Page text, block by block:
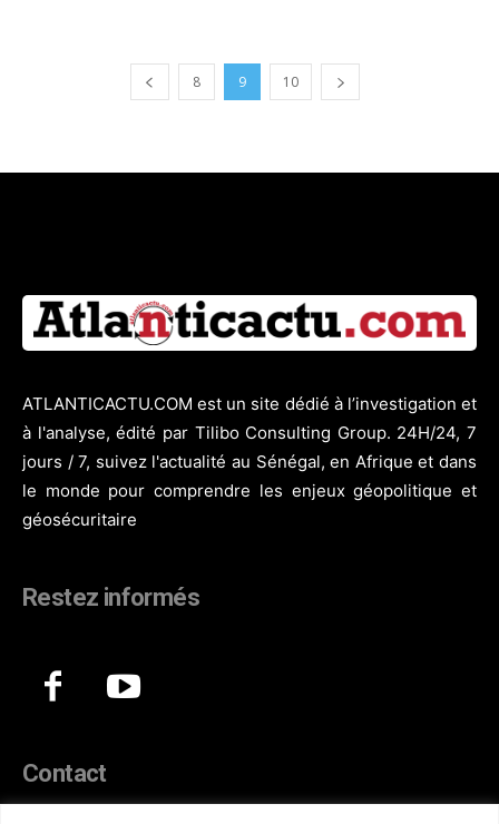
8 9 10
ATLANTICACTU.COM est un site dédié à l’investigation et
à l'analyse, édité par Tilibo Consulting Group. 24H/24, 7
jours / 7, suivez l'actualité au Sénégal, en Afrique et dans
le monde pour comprendre les enjeux géopolitique et
géosécuritaire
Restez informés
Contact